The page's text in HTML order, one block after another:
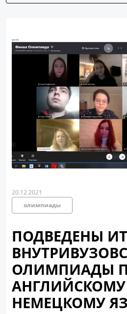
20.12.2021
олимпиады
ПОДВЕДЕНЫ
ОЛИМПИАДЫ
НЕМЕЦКОМУ